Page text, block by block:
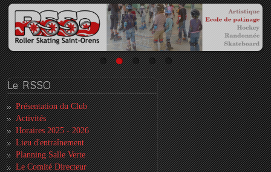
LeRSSO
Présentation du Club
Activités
Horaires 2025 - 2026
Lieu d'entraînement
Planning Salle Verte
Le Comité Directeur